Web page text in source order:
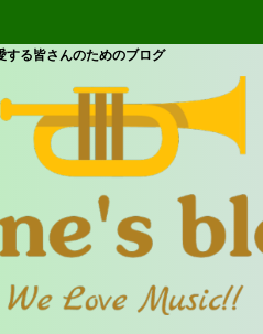
する皆さんのためのブログ